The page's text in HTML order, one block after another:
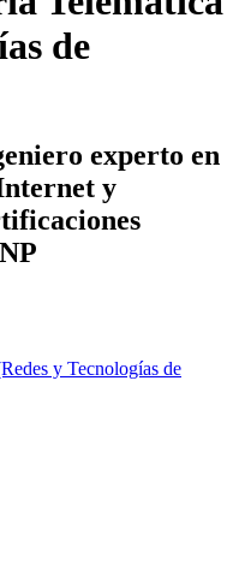
de
experto en
y
y Tecnologías de